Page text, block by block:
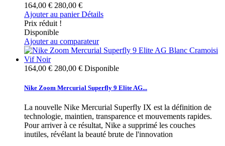
164,00 € 280,00 €
Ajouter au panier Détails
Prix réduit !
Disponible
Ajouter au comparateur
164,00 € 280,00 € Disponible
Nike Zoom Mercurial Superfly 9 Elite AG...
La nouvelle Nike Mercurial Superfly IX est la définition de
technologie, maintien, transparence et mouvements rapides.
Pour arriver à ce résultat, Nike a supprimé les couches
inutiles, révélant la beauté brute de l'innovation